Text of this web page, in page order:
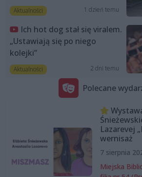
Aktualności 1 dzień temu
Ich hot dog stał się viralem.
„Ustawiają się po niego
kolejki”
Aktualności 2 dni temu
Polecane
Lazarevej
wernisaż
7 sierpnia
Miejska